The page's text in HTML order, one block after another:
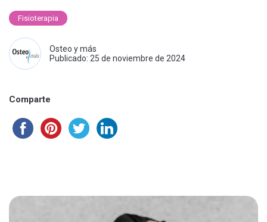
Fisioterapia
Osteo y más
Publicado: 25 de noviembre de 2024
Comparte